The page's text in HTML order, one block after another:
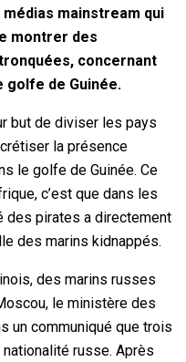
mainstream qui
montrer des
concernant
golfe de Guinée.
but de diviser les pays
la présence
le golfe de Guinée. Ce
c’est que dans les
des pirates a directement
des marins kidnappés.
des marins russes
le ministère des
un communiqué que trois
russe. Après